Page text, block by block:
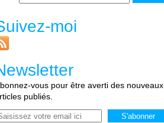
moi
vous pour être averti des nouveaux
publiés.